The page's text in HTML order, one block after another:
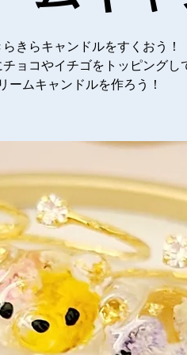
きらキャンドルをすくおう！
ョコやイチゴをトッピングし
ームキャンドルを作ろう！